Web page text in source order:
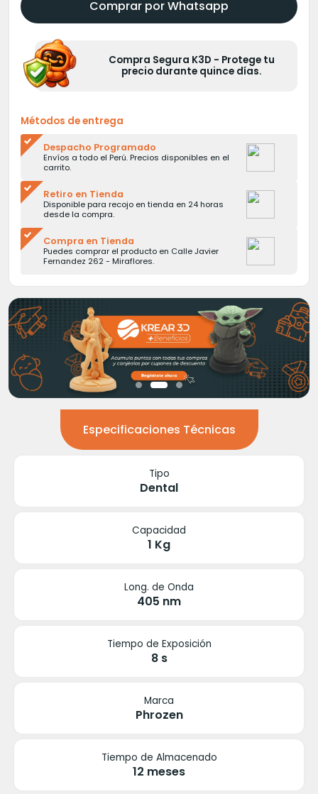
Comprar por Whatsapp
Compra Segura K3D - Protege tu
precio durante quince días.
Métodos de entrega
Despacho Programado
Envíos a todo el Perú. Precios disponibles en el
carrito.
Retiro en Tienda
Disponible para recojo en tienda en 24 horas
desde la compra.
Compra en Tienda
Puedes comprar el producto en Calle Javier
Fernandez 262 - Miraflores.
Especificaciones Técnicas
Tipo
Dental
Capacidad
1 Kg
Long. de Onda
405 nm
Tiempo de Exposición
8 s
Marca
Phrozen
Tiempo de Almacenado
12 meses